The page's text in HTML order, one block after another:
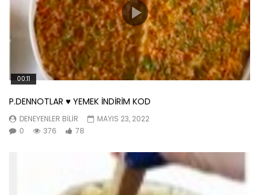
00:11
P.DENNOTLAR ♥️ YEMEK İNDİRİM KOD
DENEYENLER BILIR
MAYIS 23, 2022
0
376 78